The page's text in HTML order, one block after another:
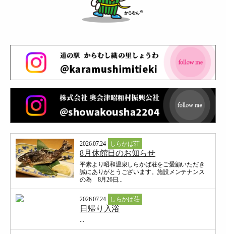
2026.07.24 しらかば荘
8月休館日のお知らせ
平素より昭和温泉しらかば荘をご愛顧いただき
誠にありがとうございます。施設メンテナンス
の為 8月26日...
2026.07.24 しらかば荘
日帰り入浴